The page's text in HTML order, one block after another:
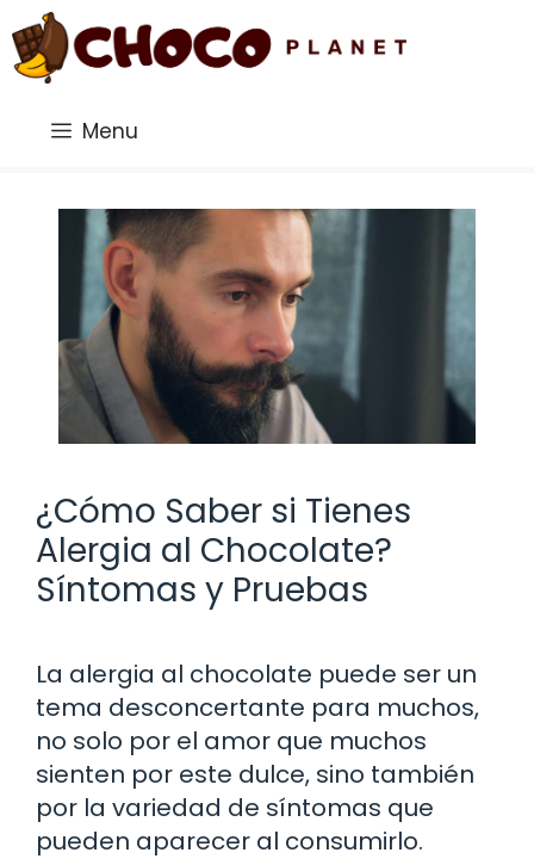
Saltar
al
contenido
Menu
¿Cómo Saber si Tienes
Alergia al Chocolate?
Síntomas y Pruebas
La alergia al chocolate puede ser un
tema desconcertante para muchos,
no solo por el amor que muchos
sienten por este dulce, sino también
por la variedad de síntomas que
pueden aparecer al consumirlo.